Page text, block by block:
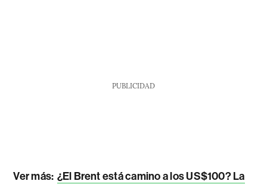
PUBLICIDAD
Ver más: ¿El Brent está camino a los US$100? La